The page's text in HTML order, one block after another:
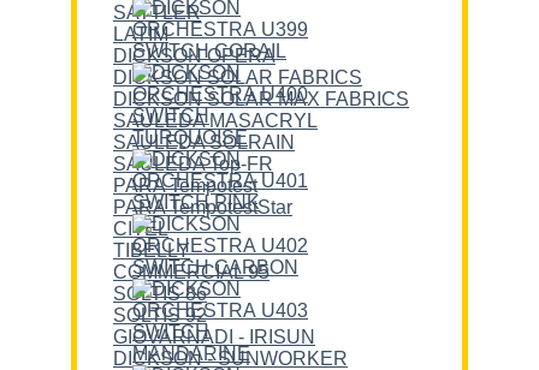
SATTLER
LATIM
DICKSON OPERA
DICKSON SOLAR FABRICS
DICKSON SOLAR MAX FABRICS
SAULEDA MASACRYL
SAULEDA SOLRAIN
SAULEDA Top-FR
PARA Tempotest
PARA TempotestStar
CITEL
TIBELLY
COMMERCIAL 95
SOLTIS 86
SOLTIS 92
GIOVARNADI - IRISUN
DICKSON - SUNWORKER